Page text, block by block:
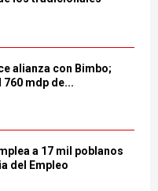
alianza con Bimbo;
760 mdp de...
a 17 mil poblanos
del Empleo